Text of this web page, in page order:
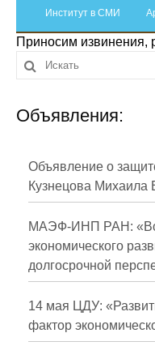
Отчетность
Материалы
Публикации
Научная жизнь
Проблемы
О журнале
Номера
Институт в СМИ
Приносим извинения,
Объявления:
Объявление о
Кузнецова Михаила
МАЭФ-ИНП РАН:
экономического
долгосрочной
14 мая ЦДУ:
фактор